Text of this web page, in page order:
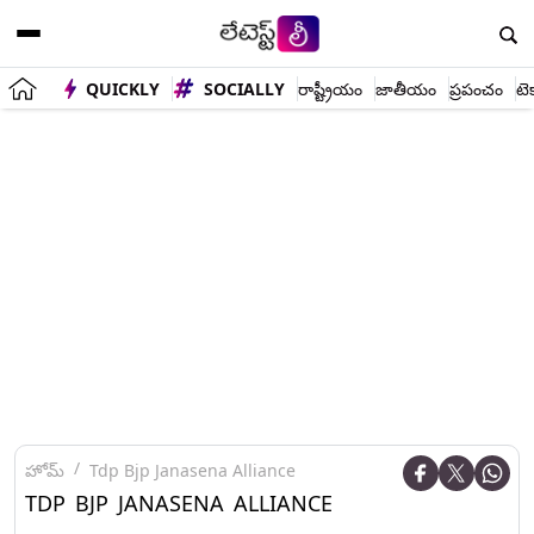
QUICKLY SOCIALLY రాష్ట్రీయం జాతీయం ప్రపంచం
హోమ్ Tdp Bjp Janasena Alliance
TDP BJP JANASENA ALLIANCE